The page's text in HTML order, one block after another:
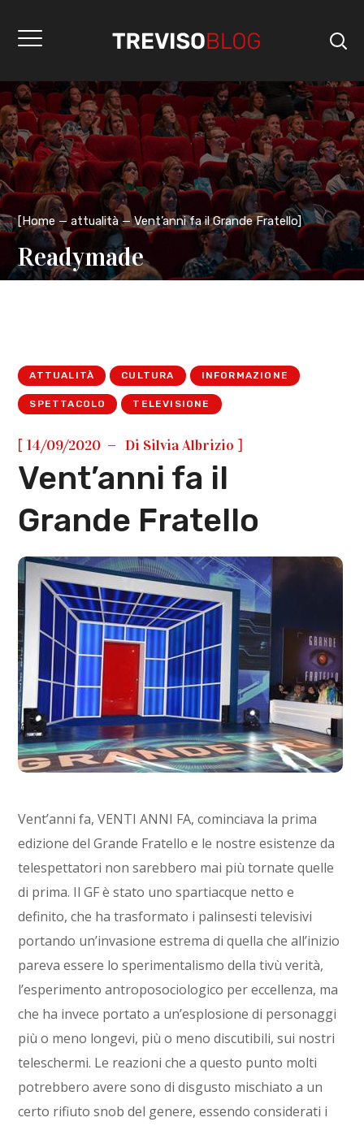
[Home attualità Vent’anni fa il Grande Fratello]
Readymade
ATTUALITÀ CULTURA INFORMAZIONE
SPETTACOLO TELEVISIONE
[14/09/2020 Di Silvia Albrizio ]
Vent’anni fa il
Grande Fratello
Vent’anni fa, VENTI ANNI FA, cominciava la prima
edizione del Grande Fratello e le nostre esistenze da
telespettatori non sarebbero mai più tornate quelle
di prima. Il GF è stato uno spartiacque netto e
definito, che ha trasformato i palinsesti televisivi
portando un’invasione estrema di quella che all’inizio
pareva essere lo sperimentalismo della tivù verità,
l’esperimento antroposociologico per eccellenza, ma
che ha invece portato a un’esplosione di personaggi
più o meno longevi, più o meno discutibili, sui nostri
teleschermi. Le reazioni che a questo punto molti
potrebbero avere sono di disgusto mischiato a un
certo rifiuto snob del genere, essendo considerati i